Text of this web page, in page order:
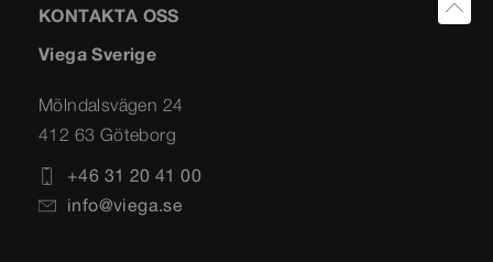
KONTAKTA OSS
Viega Sverige
Mölndalsvägen 24
412 63 Göteborg
+46 31 20 41 00
info@viega.se